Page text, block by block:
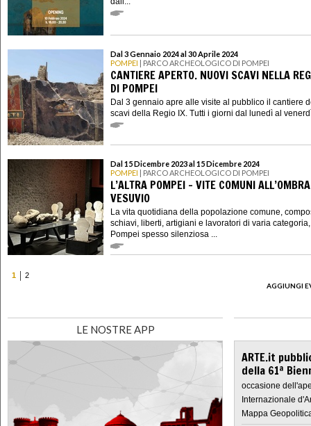
Dal 3 Gennaio 2024 al 30 Aprile 2024
POMPEI | PARCO ARCHEOLOGICO DI POMPEI
CANTIERE APERTO. NUOVI SCAVI NELLA
DI POMPEI
Dal 3 gennaio apre alle visite al pubblico il cantiere
scavi della Regio IX. Tutti i giorni dal lunedì al
Dal 15 Dicembre 2023 al 15 Dicembre 2024
POMPEI | PARCO ARCHEOLOGICO DI POMPEI
L’ALTRA POMPEI – VITE COMUNI
VESUVIO
La vita quotidiana della popolazione comune,
schiavi, liberti, artigiani e lavoratori di varia
Pompei spesso silenziosa ...
1
2
AGGIUNGI
LE NOSTRE APP
ARTE.it
della 61ª
occasione
Internazionale
Mappa